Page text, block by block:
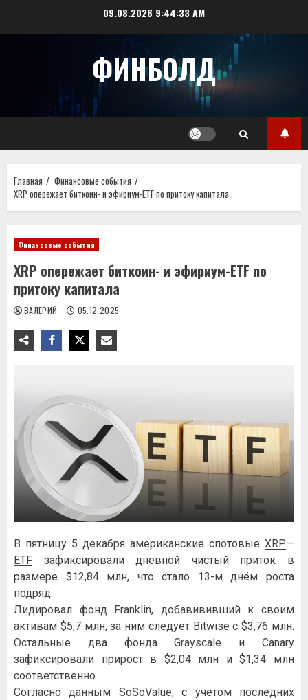
09.08.2026 9:44:34 AM
ФИНБОЛД
Главная
Финансовые события
XRP опережает биткоин- и эфириум-ETF по притоку капитала
Финансовые события
XRP опережает биткоин- и эфириум-ETF по
притоку капитала
ВАЛЕРИЙ 05.12.2025
В пятницу 5 декабря американские спотовые XRP—
ETF зафиксировали дневной чистый приток в
размере $12,84 млн, что стало 13-м днём ​​роста
подряд.
Лидировал фонд Franklin, добавививший к своим
активам $5,7 млн, за ним следует Bitwise с $3,76 млн.
Остальные два фонда Grayscale и Canary
зафиксировали прирост в $2,04 млн и $1,34 млн
соответственно.
Согласно данным SoSoValue, с учётом последних